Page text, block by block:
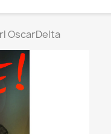
OscarDelta